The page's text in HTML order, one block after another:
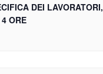
DEI LAVORATORI,
ORE